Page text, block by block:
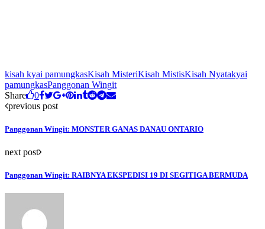
kisah kyai pamungkasKisah MisteriKisah MistisKisah Nyatakyai
pamungkasPanggonan Wingit
Share
0
previous post
Panggonan Wingit: MONSTER GANAS DANAU ONTARIO
next post
Panggonan Wingit: RAIBNYA EKSPEDISI 19 DI SEGITIGA BERMUDA